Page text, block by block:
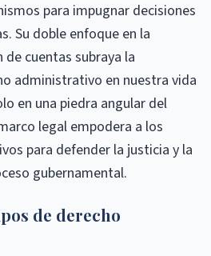
para impugnar decisiones
Su doble enfoque en la
cuentas subraya la
administrativo en nuestra vida
en una piedra angular del
legal empodera a los
para defender la justicia y la
gubernamental.
de derecho